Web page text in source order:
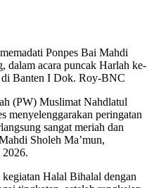
Ponpes Bai Mahdi
dalam acara puncak Harlah ke-
Banten I Dok. Roy-BNC
(PW) Muslimat Nahdlatul
menyelenggarakan peringatan
sangat meriah dan
Sholeh Ma’mun,
2026.
Halal Bihalal dengan